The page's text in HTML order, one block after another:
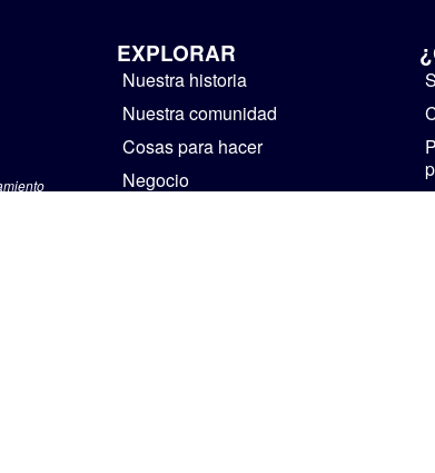
EXPLORAR
Nuestra historia
Nuestra comunidad
Cosas para hacer
Negocio